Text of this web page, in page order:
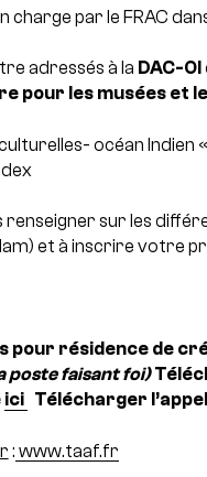
par le FRAC
adressés à la DAC-OI
pour les musées et
océan Indien
renseigner sur les
et à inscrire votre
pour résidence de
poste faisant foi)
ici Télécharger
: www.taaf.fr